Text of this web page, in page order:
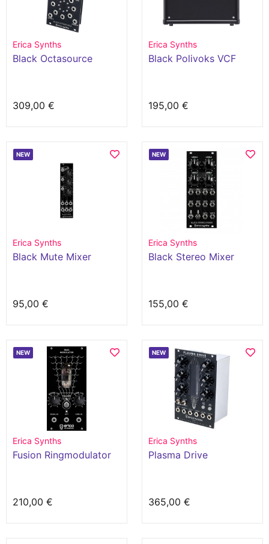
Erica Synths
Black Octasource
309,00 €
Erica Synths
Black Polivoks VCF
195,00 €
NEW
Erica Synths
Black Mute Mixer
95,00 €
NEW
Erica Synths
Black Stereo Mixer
155,00 €
NEW
Erica Synths
Fusion Ringmodulator
210,00 €
NEW
Erica Synths
Plasma Drive
365,00 €